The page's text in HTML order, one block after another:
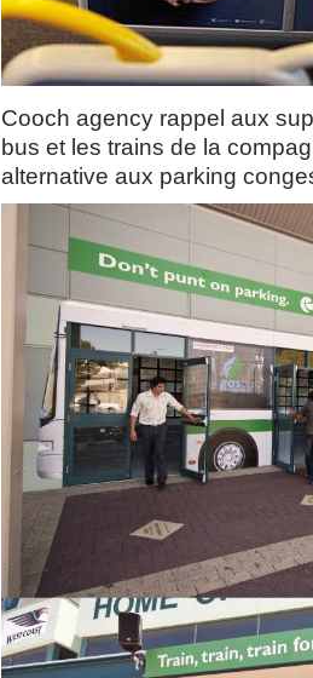
Cooch agency rappel aux
bus et les trains de la
alternative aux parking